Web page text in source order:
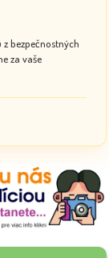
bezpečnostných
za vaše